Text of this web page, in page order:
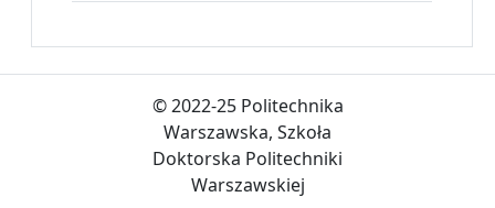
© 2022-25 Politechnika
Warszawska, Szkoła
Doktorska Politechniki
Warszawskiej